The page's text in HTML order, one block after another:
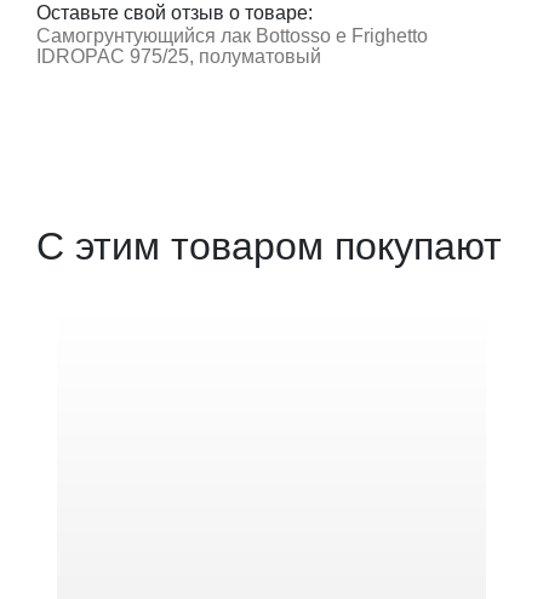
Оставьте свой отзыв о товаре:
Самогрунтующийся лак Bottosso e Frighetto
IDROPAC 975/25, полуматовый